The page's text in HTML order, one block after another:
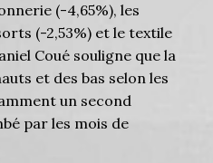
(-4,65%), les
(-2,53%) et le textile
Coué souligne que la
et des bas selon les
un second
par les mois de